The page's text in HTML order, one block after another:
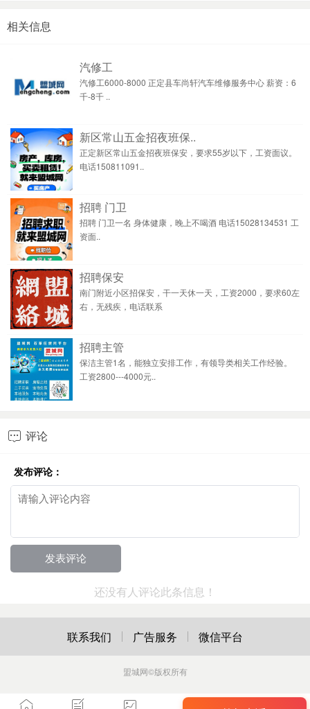
相关信息
汽修工
汽修工6000-8000 正定县车尚轩汽车维修服务中心 薪资：6
千-8千 ..
新区常山五金招夜班保..
正定新区常山五金招夜班保安，要求55岁以下，工资面议。
电话150811091..
招聘 门卫
招聘 门卫一名 身体健康，晚上不喝酒 电话15028134531 工
资面..
招聘保安
南门附近小区招保安，干一天休一天，工资2000，要求60左
右，无残疾，电话联系
招聘主管
保洁主管1名，能独立安排工作，有领导类相关工作经验。
工资2800---4000元..
 评论
发布评论：
还没有人评论此条信息！
联系我们 广告服务 微信平台
盟城网©版权所有